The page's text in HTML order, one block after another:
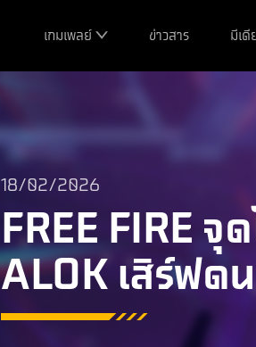
เกมเพลย์ ข่าวสาร มีเดี
18/02/2026
FREE FIRE
ALOK เสิร์ฟ